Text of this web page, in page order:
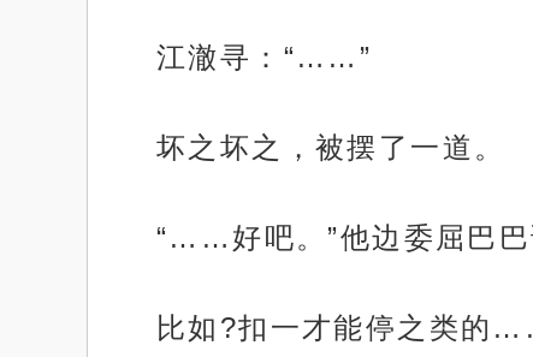
江澈寻：“……”
坏之坏之，被摆了一道。
“……好吧。”他边委屈巴
比如?扣一才能停之类的